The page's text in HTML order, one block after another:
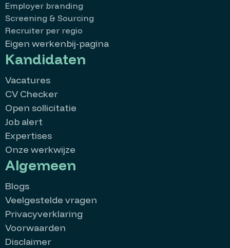
Employer branding
Screening & Sourcing
Recruiter per regio
Eigen werkenbij-pagina
Kandidaten
Vacatures
CV Checker
Open sollicitatie
Job alert
Expertises
Onze werkwijze
Algemeen
Blogs
Veelgestelde vragen
Privacyverklaring
Voorwaarden
Disclaimer